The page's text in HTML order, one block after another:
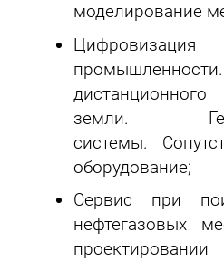
моделирование
земли.
системы.
оборудование;
Сервис при
нефтегазовых